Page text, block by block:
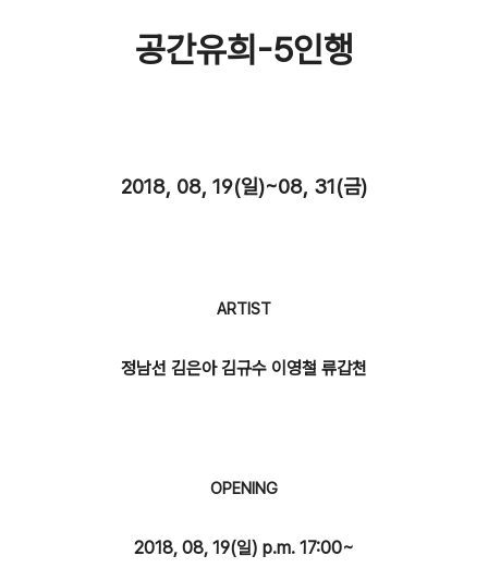
공간유희-5인행
2018, 08, 19(일)~08, 31(금)
ARTIST
정남선 김은아 김규수 이영철 류갑천
OPENING
2018, 08, 19(일) p.m. 17:00~